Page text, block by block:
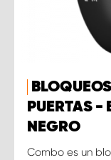
PUERTAS -
NEGRO
Combo es un